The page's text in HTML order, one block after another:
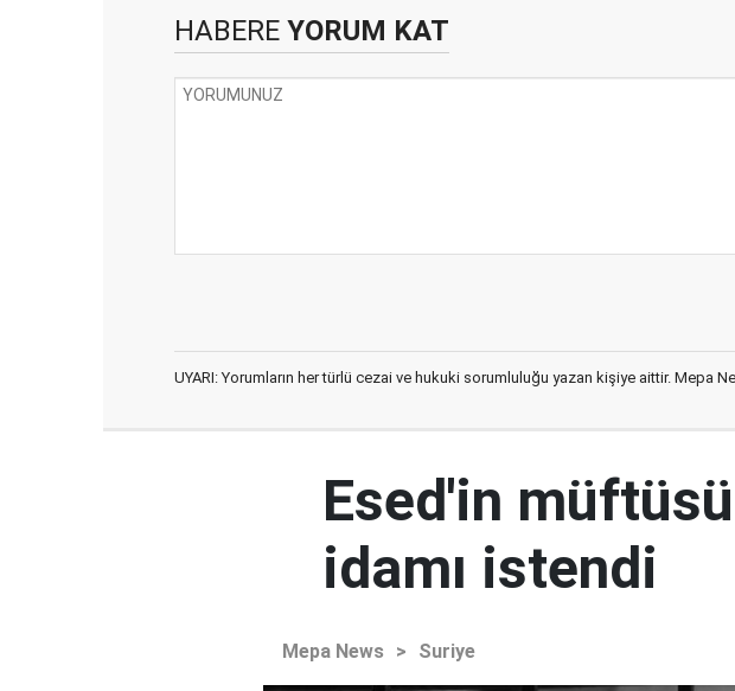
HABERE YORUM KAT
UYARI: Yorumların her türlü cezai ve hukuki sorumluluğu yazan kişiye aittir. Mepa
Esed'in
idamı istendi
Mepa News > Suriye